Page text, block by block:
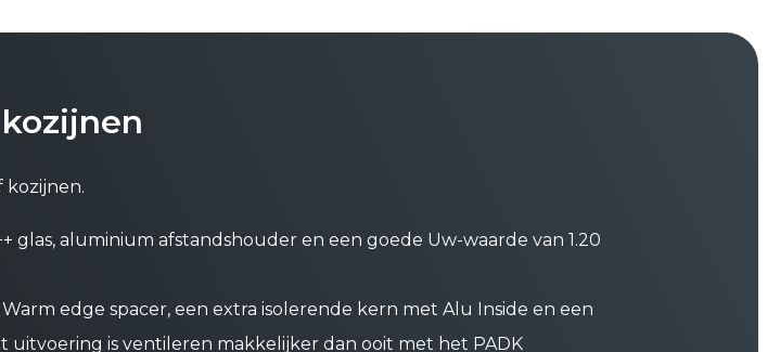
glas, aluminium afstandshouder en een goede Uw-waarde van 1.20
edge spacer, een extra isolerende kern met Alu Inside en een
uitvoering is ventileren makkelijker dan ooit met het PADK